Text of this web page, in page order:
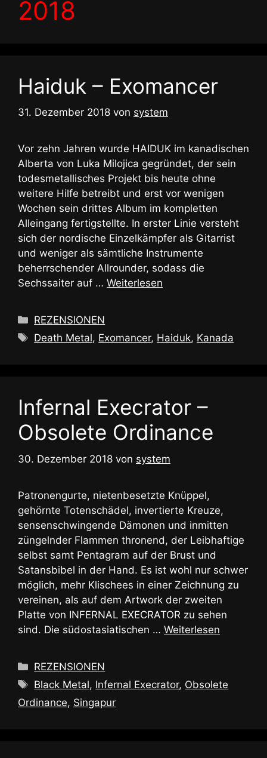
2018
Haiduk – Exomancer
31. Dezember 2018 von system
Vor zehn Jahren wurde HAIDUK im kanadischen
Alberta von Luka Milojica gegründet, der sein
todesmetallisches Projekt bis heute ohne
weitere Hilfe betreibt und erst vor wenigen
Wochen sein drittes Album im kompletten
Alleingang fertigstellte. In erster Linie versteht
sich der nordische Einzelkämpfer als Gitarrist
und weniger als sämtliche Instrumente
beherrschender Allrounder, sodass die
Sechssaiter auf … Weiterlesen
Kategorien
REZENSIONEN
Schlagwörter
Death Metal, Exomancer, Haiduk, Kanada
Infernal Execrator –
Obsolete Ordinance
30. Dezember 2018 von system
Patronengurte, nietenbesetzte Knüppel,
gehörnte Totenschädel, invertierte Kreuze,
sensenschwingende Dämonen und inmitten
züngelnder Flammen thronend, der Leibhaftige
selbst samt Pentagram auf der Brust und
Satansbibel in der Hand. Es ist wohl nur schwer
möglich, mehr Klischees in einer Zeichnung zu
vereinen, als auf dem Artwork der zweiten
Platte von INFERNAL EXECRATOR zu sehen
sind. Die südostasiatischen … Weiterlesen
Kategorien
REZENSIONEN
Schlagwörter
Black Metal, Infernal Execrator, Obsolete
Ordinance, Singapur